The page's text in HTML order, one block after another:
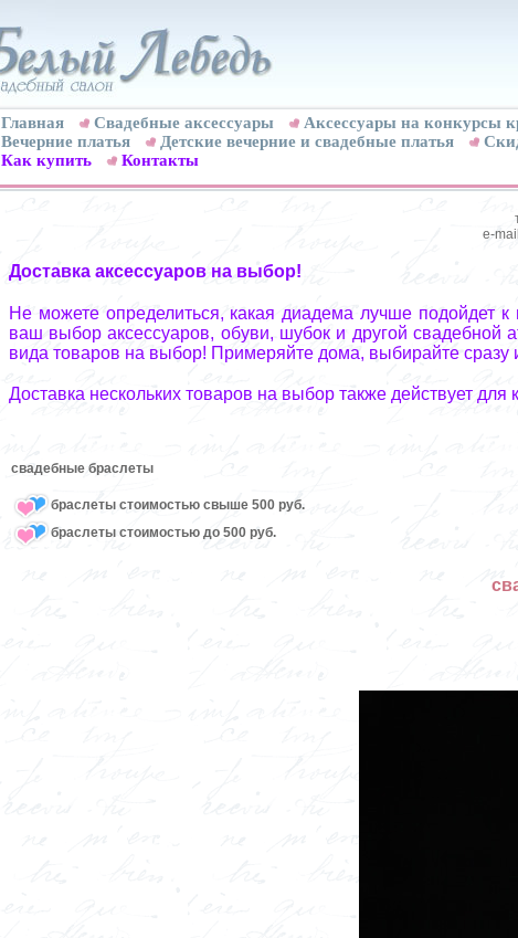
Главная Свадебные аксессуары Аксессуары на конкурсы
Вечерние платья
Детские вечерние и свадебные платья
Как купить
Контакты
e-
Доставка аксессуаров на выбор!
Не можете определиться, какая диадема лучше подойдет
ваш выбор аксессуаров, обуви, шубок и другой свадебной
вида товаров на выбор! Примеряйте дома, выбирайте сразу
Доставка нескольких товаров на выбор также действует
свадебные браслеты
браслеты стоимостью свыше 500 руб.
браслеты стоимостью до 500 руб.